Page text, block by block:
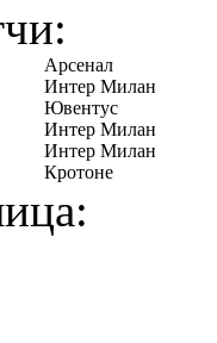
Арсенал
Интер Милан
Ювентус
Интер Милан
Интер Милан
Кротоне